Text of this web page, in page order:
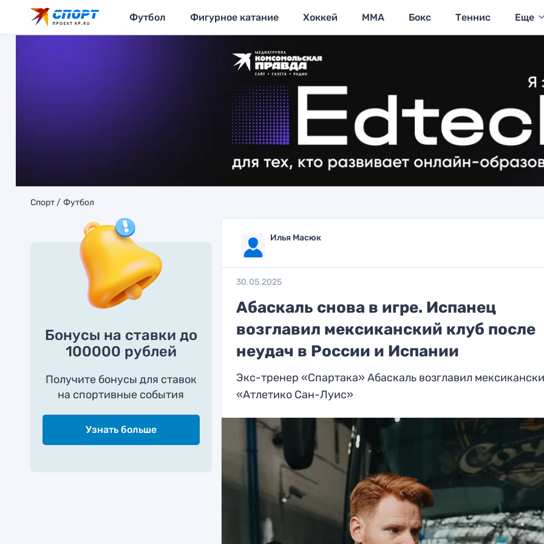
Футбол Фигурное катание Хоккей MMA Бокс Теннис Еще
Спорт Футбол
Бонусы на ставки до
100000 рублей
Получите бонусы для ставок
на спортивные события
Узнать больше
Илья Масюк
30.05.2025
Абаскаль снова в игре. Испанец
возглавил мексиканский клуб после
неудач в России и Испании
Экс-тренер «Спартака» Абаскаль возглавил
«Атлетико Сан-Луис»